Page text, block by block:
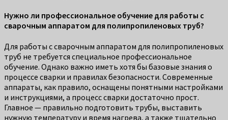
Нужно ли профессиональное обучение для работы с
сварочным аппаратом для полипропиленовых труб?
Для работы с сварочным аппаратом для полипропиленовых
труб не требуется специальное профессиональное
обучение. Однако важно иметь хотя бы базовые знания о
процессе сварки и правилах безопасности. Современные
аппараты, как правило, оснащены понятными настройками
и инструкциями, а процесс сварки достаточно прост.
Главное — правильно подготовить трубы, выставить
нужную температуру и время нагрева, а также тщательно